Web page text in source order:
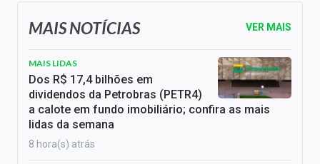
MAIS NOTÍCIAS VER MAIS
MAIS LIDAS
Dos R$ 17,4 bilhões em
dividendos da Petrobras (PETR4)
a calote em fundo imobiliário; confira as mais
lidas da semana
8 hora(s) atrás